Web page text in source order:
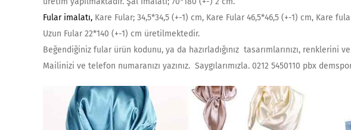
Fular imalatı, Kare Fular; 34,5*34,5 (+-1) cm, Kare Fular 46,5*46,5 (+-1) cm, Kare
Uzun Fular 22*140 (+-1) cm üretilmektedir.
Beğendiğiniz fular ürün kodunu, ya da hazırladığınız tasarımlarınızı,
Mailinizi ve telefon numaranızı yazınız. Saygılarımızla. 0212 5450110 pbx